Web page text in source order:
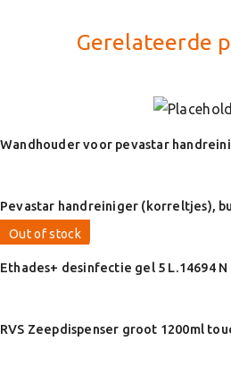
Gerelateerde
Wandhouder voor pevastar
Pevastar handreiniger (korreltjes),
Out of stock
Ethades+ desinfectie gel 5 L.14694 N
RVS Zeepdispenser groot 1200ml